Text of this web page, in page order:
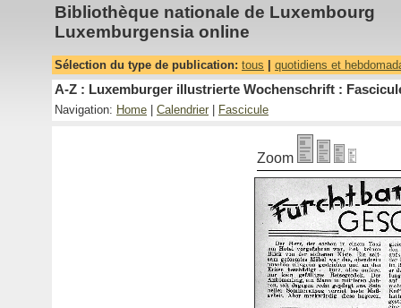
Bibliothèque nationale de Luxembourg
Luxemburgensia online
Sélection du type de publication: tous quotidiens et
A-Z : Luxemburger illustrierte Wochenschrift :
Navigation: Home Calendrier Fascicule
Zoom